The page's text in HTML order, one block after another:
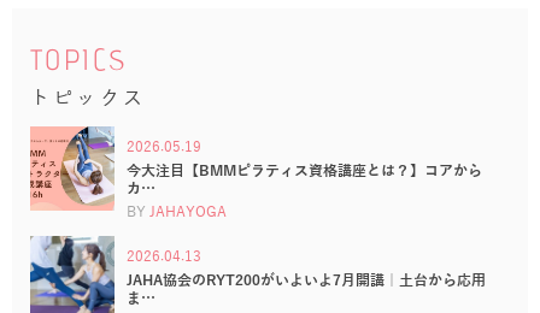
TOPICS
トピックス
2026.05.19
今大注目【BMMピラティス資格講座とは？】コアから
カ…
BY JAHAYOGA
2026.04.13
JAHA協会のRYT200がいよいよ7月開講｜土台から応用
ま…